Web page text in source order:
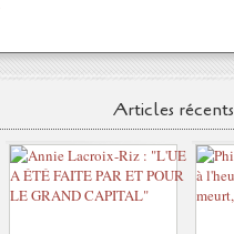
Articles récents